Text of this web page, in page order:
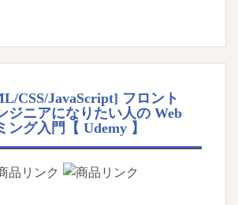
CSS/JavaScript] フロント
ジニアになりたい人の Web
ング入門【 Udemy 】